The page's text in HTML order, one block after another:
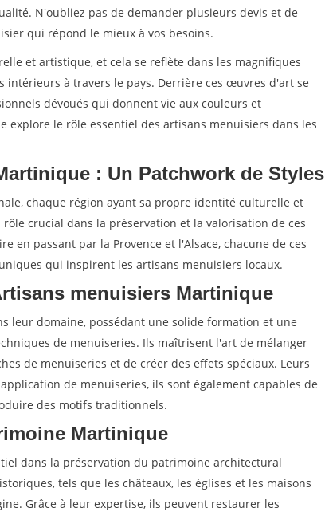
N'oubliez pas de demander plusieurs devis et de
qui répond le mieux à vos besoins.
et artistique, et cela se reflète dans les magnifiques
à travers le pays. Derrière ces œuvres d'art se
dévoués qui donnent vie aux couleurs et
explore le rôle essentiel des artisans menuisiers dans les
: Un Patchwork de Styles
chaque région ayant sa propre identité culturelle et
crucial dans la préservation et la valorisation de ces
en passant par la Provence et l'Alsace, chacune de ces
qui inspirent les artisans menuisiers locaux.
menuisiers Martinique
leur domaine, possédant une solide formation et une
de menuiseries. Ils maîtrisent l'art de mélanger
de menuiseries et de créer des effets spéciaux. Leurs
de menuiseries, ils sont également capables de
des motifs traditionnels.
Martinique
dans la préservation du patrimoine architectural
tels que les châteaux, les églises et les maisons
Grâce à leur expertise, ils peuvent restaurer les